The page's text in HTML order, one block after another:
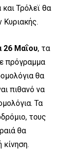
Τρόλεϊ θα
Κυριακής.
26 Μαΐου, τα
πρόγραμμα
θα
πιθανό να
Τα
τους
θα
κίνηση.